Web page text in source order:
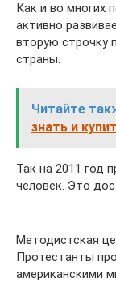
Как и во многих
активно
вторую строчку
страны.
Читайте
знать и
Так на 2011 год
человек. Это
Методистская
Протестанты
американскими